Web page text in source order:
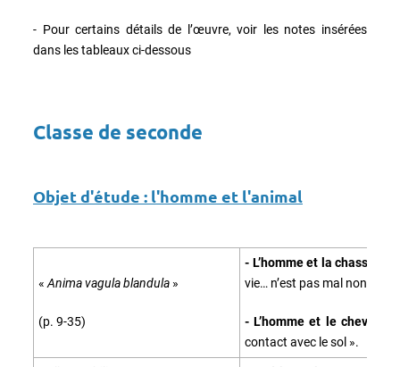
- Pour certains détails de l’œuvre, voir les notes insérées
dans les tableaux ci-dessous
Classe de seconde
Objet d'étude : l'homme et l'animal
« Anima vagula blandula »
(p. 9-35)
- L’homme et la chasse (p.
vie… n’est pas mal non plus
- L’homme et le cheval
contact avec le sol ».